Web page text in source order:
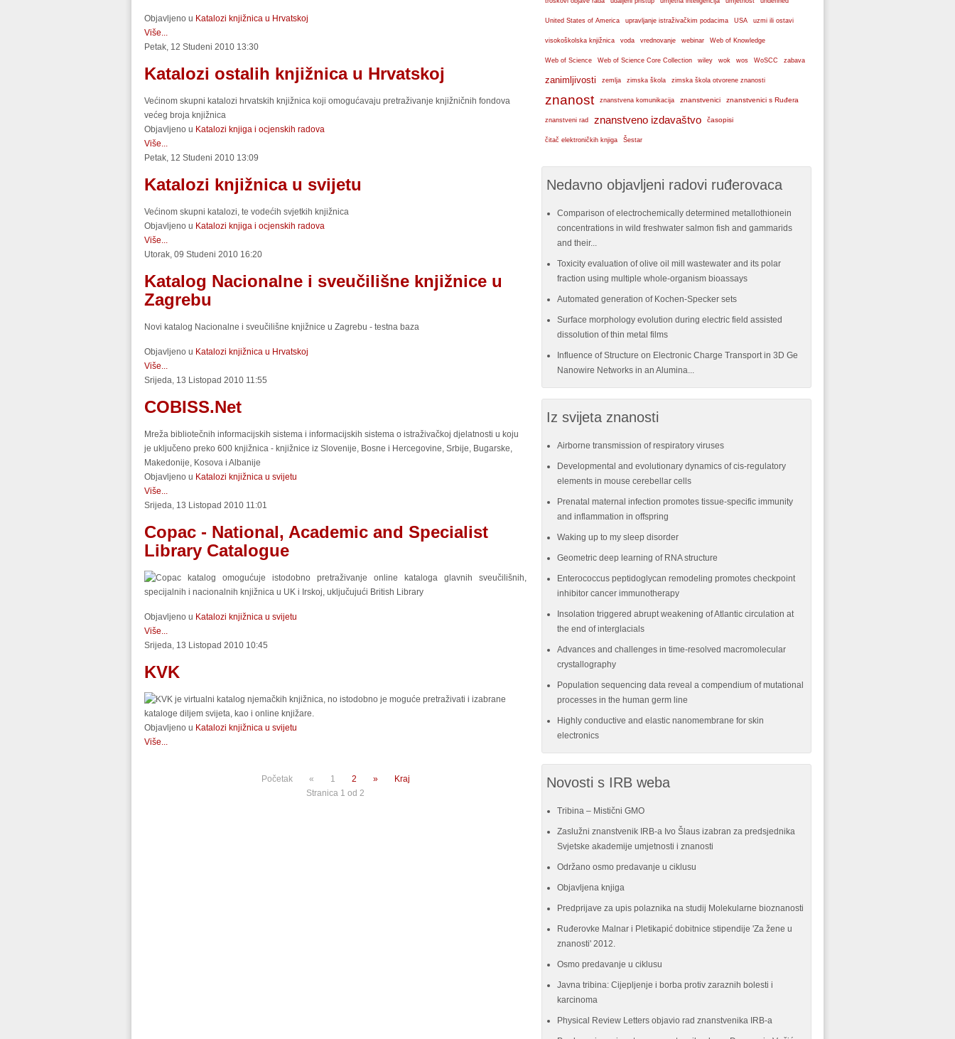
Objavljeno u Katalozi knjižnica u Hrvatskoj
Više...
Petak, 12 Studeni 2010 13:30
Katalozi ostalih knjižnica u Hrvatskoj
Većinom skupni katalozi hrvatskih knjižnica koji omogućavaju pretraživanje knjižničnih fondova
većeg broja knjižnica
Objavljeno u Katalozi knjiga i ocjenskih radova
Više...
Petak, 12 Studeni 2010 13:09
Katalozi knjižnica u svijetu
Većinom skupni katalozi, te vodećih svjetkih knjižnica
Objavljeno u Katalozi knjiga i ocjenskih radova
Više...
Utorak, 09 Studeni 2010 16:20
Katalog Nacionalne i sveučilišne knjižnice u
Zagrebu
Novi katalog Nacionalne i sveučilišne knjižnice u Zagrebu - testna baza
Objavljeno u Katalozi knjižnica u Hrvatskoj
Više...
Srijeda, 13 Listopad 2010 11:55
COBISS.Net
Mreža bibliotečnih informacijskih sistema i informacijskih sistema o istraživačkoj djelatnosti u koju
je uključeno preko 600 knjižnica - knjižnice iz Slovenije, Bosne i Hercegovine, Srbije, Bugarske,
Makedonije, Kosova i Albanije
Objavljeno u Katalozi knjižnica u svijetu
Više...
Srijeda, 13 Listopad 2010 11:01
Copac - National, Academic and Specialist
Library Catalogue
Copac katalog omogućuje istodobno pretraživanje online kataloga glavnih sveučilišnih,
specijalnih i nacionalnih knjižnica u UK i Irskoj, uključujući British Library
Objavljeno u Katalozi knjižnica u svijetu
Više...
Srijeda, 13 Listopad 2010 10:45
KVK
KVK je virtualni katalog njemačkih knjižnica, no istodobno je moguće pretraživati i izabrane
kataloge diljem svijeta, kao i online knjižare.
Objavljeno u Katalozi knjižnica u svijetu
Više...
Početak « 1 2 »
Kraj
Stranica 1 od 2
United States of America upravljanje istraživačkim podacima USA uzmi ili ostavi
visokoškolska knjižnica voda vrednovanje webinar Web of Knowledge
Web of Science Web of Science Core Collection wiley wok wos WoSCC zabava
zanimljivosti zemlja zimska škola zimska škola otvorene znanosti
znanost znanstvena komunikacija znanstvenici znanstvenici s Ruđera
znanstveni rad znanstveno izdavaštvo časopisi
čitač elektroničkih knjiga Šestar
Nedavno objavljeni radovi ruđerovaca
Comparison of electrochemically determined metallothionein
concentrations in wild freshwater salmon fish and gammarids
and their...
Toxicity evaluation of olive oil mill wastewater and its polar
fraction using multiple whole-organism bioassays
Automated generation of Kochen-Specker sets
Surface morphology evolution during electric field assisted
dissolution of thin metal films
Influence of Structure on Electronic Charge Transport in 3D Ge
Nanowire Networks in an Alumina...
Iz svijeta znanosti
Airborne transmission of respiratory viruses
Developmental and evolutionary dynamics of cis-regulatory
elements in mouse cerebellar cells
Prenatal maternal infection promotes tissue-specific immunity
and inflammation in offspring
Waking up to my sleep disorder
Geometric deep learning of RNA structure
Enterococcus peptidoglycan remodeling promotes checkpoint
inhibitor cancer immunotherapy
Insolation triggered abrupt weakening of Atlantic circulation at
the end of interglacials
Advances and challenges in time-resolved macromolecular
crystallography
Population sequencing data reveal a compendium of mutational
processes in the human germ line
Highly conductive and elastic nanomembrane for skin
electronics
Novosti s IRB weba
Tribina – Mistični GMO
Zaslužni znanstvenik IRB-a Ivo Šlaus izabran za predsjednika
Svjetske akademije umjetnosti i znanosti
Održano osmo predavanje u ciklusu
Objavljena knjiga
Predprijave za upis polaznika na studij Molekularne bioznanosti
Ruđerovke Malnar i Pletikapić dobitnice stipendije 'Za žene u
znanosti' 2012.
Osmo predavanje u ciklusu
Javna tribina: Cijepljenje i borba protiv zaraznih bolesti i
karcinoma
Physical Review Letters objavio rad znanstvenika IRB-a